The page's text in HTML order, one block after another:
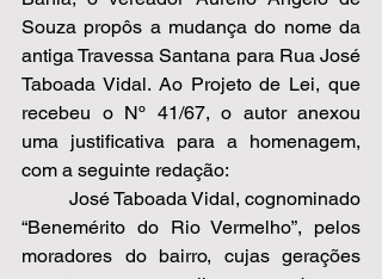
Souza propôs a mudança do nome da
antiga Travessa Santana para Rua José
Taboada Vidal. Ao Projeto de Lei, que
recebeu o Nº 41/67, o autor anexou
uma justificativa para a homenagem,
com a seguinte redação:
“Benemérito do Rio Vermelho”, pelos
moradores do bairro, cujas gerações